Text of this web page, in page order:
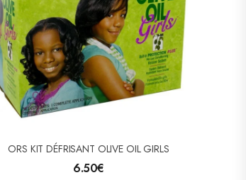
ORS KIT DÉFRISANT OLIVE OIL GIRLS
6.50€